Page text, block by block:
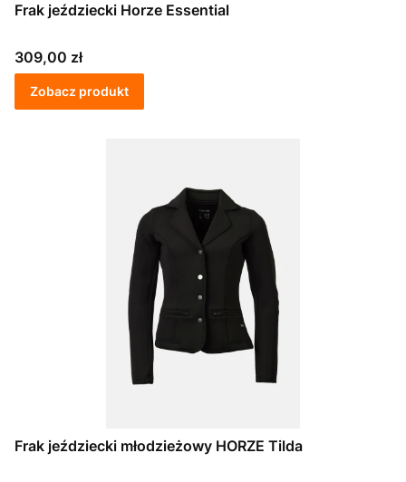
Frak jeździecki Horze Essential
Cena
309,00 zł
Zobacz produkt
Frak jeździecki młodzieżowy HORZE Tilda